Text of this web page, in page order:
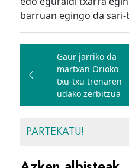
barruan egingo da sari-
Bidalketetan
zehar
nabigatu
Gaur jarriko da
martxan Orioko
txu-txu trenaren
udako zerbitzua
PARTEKATU!